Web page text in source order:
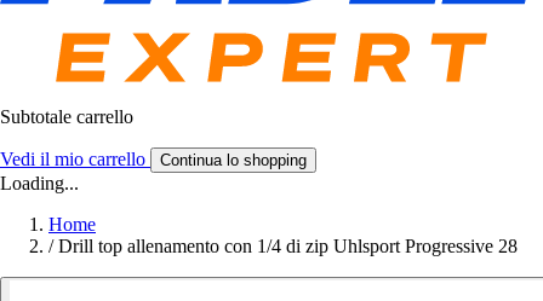
Subtotale carrello
Vedi il mio carrello Continua lo shopping
Loading...
Home
/ Drill top allenamento con 1/4 di zip Uhlsport Progressive 28